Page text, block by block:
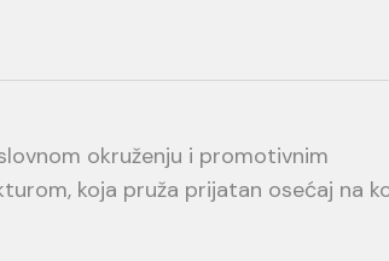
okruženju i promotivnim
koja pruža prijatan osećaj na